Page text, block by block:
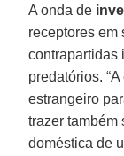
A onda de
receptores em
contrapartidas
predatórios.
estrangeiro
trazer também
doméstica de